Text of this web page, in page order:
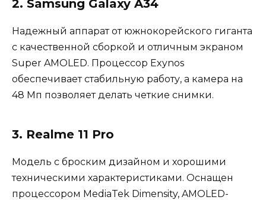
2. Samsung Galaxy A34
Надежный аппарат от южнокорейского гиганта
с качественной сборкой и отличным экраном
Super AMOLED. Процессор Exynos
обеспечивает стабильную работу, а камера на
48 Мп позволяет делать четкие снимки.
3. Realme 11 Pro
Модель с броским дизайном и хорошими
техническими характеристиками. Оснащен
процессором MediaTek Dimensity, AMOLED-